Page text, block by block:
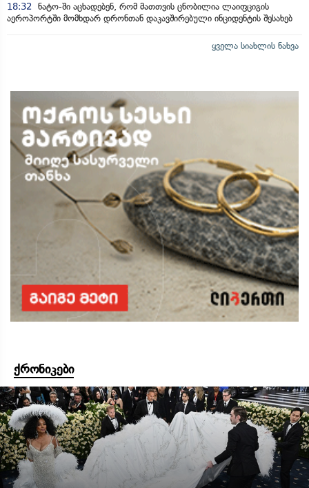
18:32
ნატო-ში აცხადებენ, რომ მათთვის ცნობილია ლაიფციგის
აეროპორტში მომხდარ დრონთან დაკავშირებული ინციდენტის შესახებ
ყველა სიახლის ნახვა
ქრონიკები